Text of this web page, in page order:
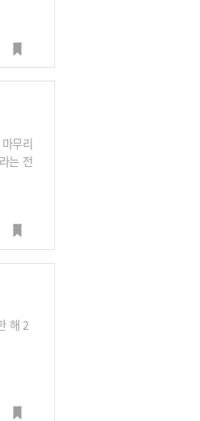
무리
는 전
해 2